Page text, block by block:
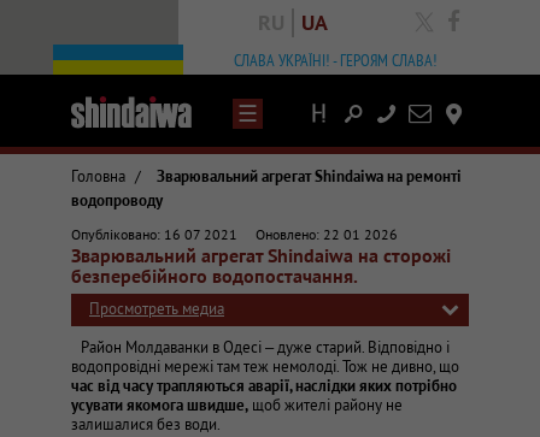
СЛАВА УКРАЇНІ! - ГЕРОЯМ СЛАВА!
RU UA facebook
Написати
лист
Контакты
Головна /
Зварювальний агрегат Shindaiwa на ремонті
водопроводу
Статті та огляди про зварювальне обладнання
Вадим Носовський
Усунення аварії на водопровідній лінії у м. Одесі, в липні 2021 р
Опубліковано: 16 07 2021 Оновлено: 22 01 2026
Зварювальний агрегат Shindaiwa на сторожі
безперебійного водопостачання.
Просмотреть медиа
Район Молдаванки в Одесі – дуже старий. Відповідно і
водопровідні мережі там теж немолоді. Тож не дивно, що
час від часу трапляються аварії, наслідки яких потрібно
усувати якомога швидше, щоб жителі району не
залишалися без води.